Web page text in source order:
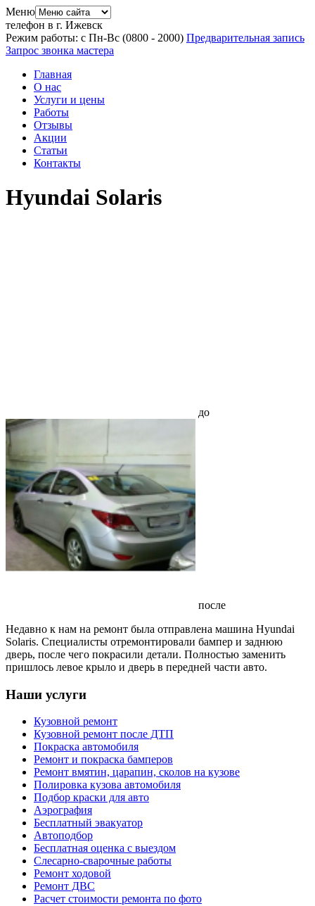
Меню
телефон в г. Ижевск
Режим работы: с Пн-Вс (0800 - 2000) Предварительная запись
Запрос звонка мастера
Главная
О нас
Услуги и цены
Работы
Отзывы
Акции
Статьи
Контакты
Hyundai Solaris
до
после
Недавно к нам на ремонт была отправлена машина Hyundai
Solaris. Специалисты отремонтировали бампер и заднюю
дверь, после чего покрасили детали. Полностью заменить
пришлось левое крыло и дверь в передней части авто.
Наши услуги
Кузовной ремонт
Кузовной ремонт после ДТП
Покраска автомобиля
Ремонт и покраска бамперов
Ремонт вмятин, царапин, сколов на кузове
Полировка кузова автомобиля
Подбор краски для авто
Аэрография
Бесплатный эвакуатор
Автоподбор
Бесплатная оценка с выездом
Слесарно-сварочные работы
Ремонт ходовой
Ремонт ДВС
Расчет стоимости ремонта по фото